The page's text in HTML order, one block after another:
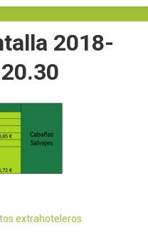
2018-
extrahoteleros